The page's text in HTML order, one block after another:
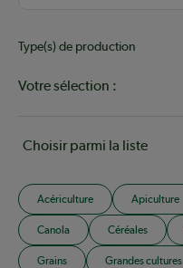
Type(s) de production
Votre sélection :
Choisir parmi la liste
Acériculture Apiculture
Canola Céréales
Grains Grandes cultures